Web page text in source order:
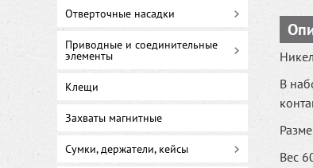
Отверточные насадки
Приводные и соединительные
элементы
Клещи
Захваты магнитные
Сумки, держатели, кейсы
В
Вес